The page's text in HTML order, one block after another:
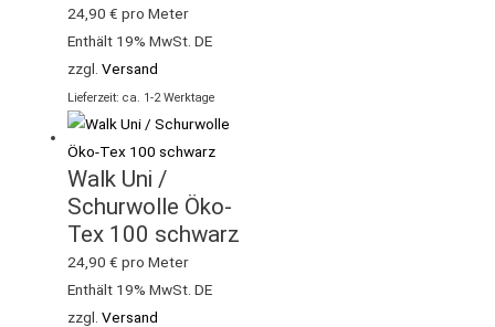
24,90€ pro Meter
Enthält 19% MwSt. DE
zzgl.Versand
Lieferzeit: ca. 1-2 Werktage
Walk Uni /
Schurwolle Öko-
Tex 100 schwarz
24,90€ pro Meter
Enthält 19% MwSt. DE
zzgl.Versand